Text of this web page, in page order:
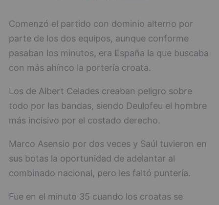
Comenzó el partido con dominio alterno por
parte de los dos equipos, aunque conforme
pasaban los minutos, era España la que buscaba
con más ahínco la portería croata.
Los de Albert Celades creaban peligro sobre
todo por las bandas, siendo Deulofeu el hombre
más incisivo por el costado derecho.
Marco Asensio por dos veces y Saúl tuvieron en
sus botas la oportunidad de adelantar al
combinado nacional, pero les faltó puntería.
Fue en el minuto 35 cuando los croatas se